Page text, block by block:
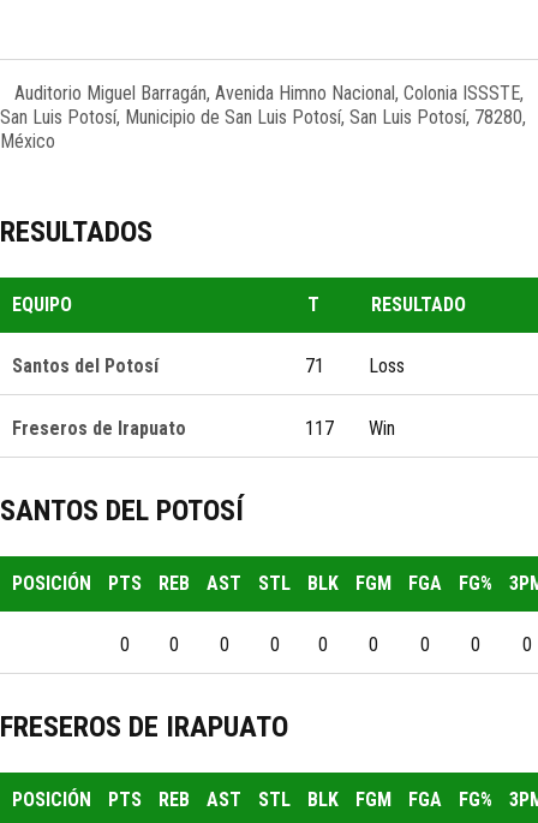
Auditorio Miguel Barragán, Avenida Himno Nacional, Colonia ISSSTE,
San Luis Potosí, Municipio de San Luis Potosí, San Luis Potosí, 78280,
México
RESULTADOS
EQUIPO T RESULTADO
Santos del Potosí 71 Loss
Freseros de Irapuato 117 Win
SANTOS DEL POTOSÍ
POSICIÓN PTS REB AST STL BLK FGM FGA FG%
0 0 0 0 0 0 0 0 0
FRESEROS DE IRAPUATO
POSICIÓN PTS REB AST STL BLK FGM FGA FG%